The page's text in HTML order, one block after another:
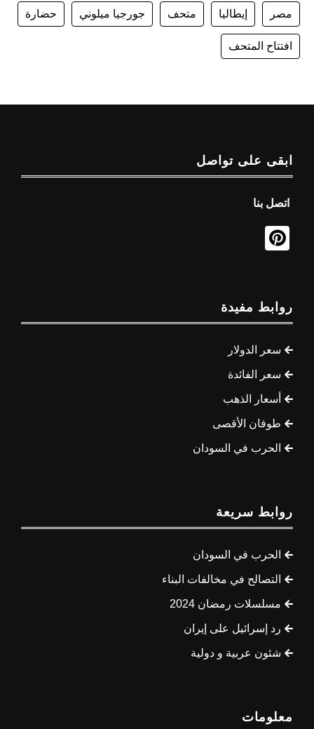
مصر إيطاليا متحف جورجيا ميلوني حضارة
افتتاح المتحف
ابقى على تواصل
اتصل بنا
روابط مفيدة
سعر الدولار
سعر الفائدة
أسعار الذهب
طوفان الأقصى
الحرب في السودان
روابط سريعة
الحرب في السودان
التصالح في مخالفات البناء
مسلسلات رمضان 2024
رد إسرائيل على إيران
شئون عربية و دولية
معلومات